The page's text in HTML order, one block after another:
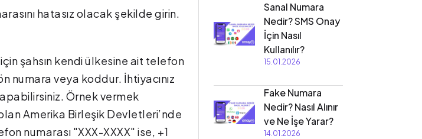
hatasız olacak şekilde girin.
şahsın kendi ülkesine ait telefon
numara veya koddur. İhtiyacınız
Örnek vermek
Amerika Birleşik Devletleri’nde
numarası "XXX-XXXX" ise, +1
Sanal Numara
Nedir? SMS Onay
İçin Nasıl
Kullanılır?
15.01.2026
Fake Numara
Nedir? Nasıl Alınır
ve Ne İşe Yarar?
14.01.2026